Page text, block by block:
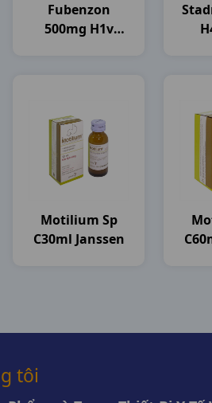
Fubenzon
500mg H1v
Motilium Sp
C30ml Janssen
tôi